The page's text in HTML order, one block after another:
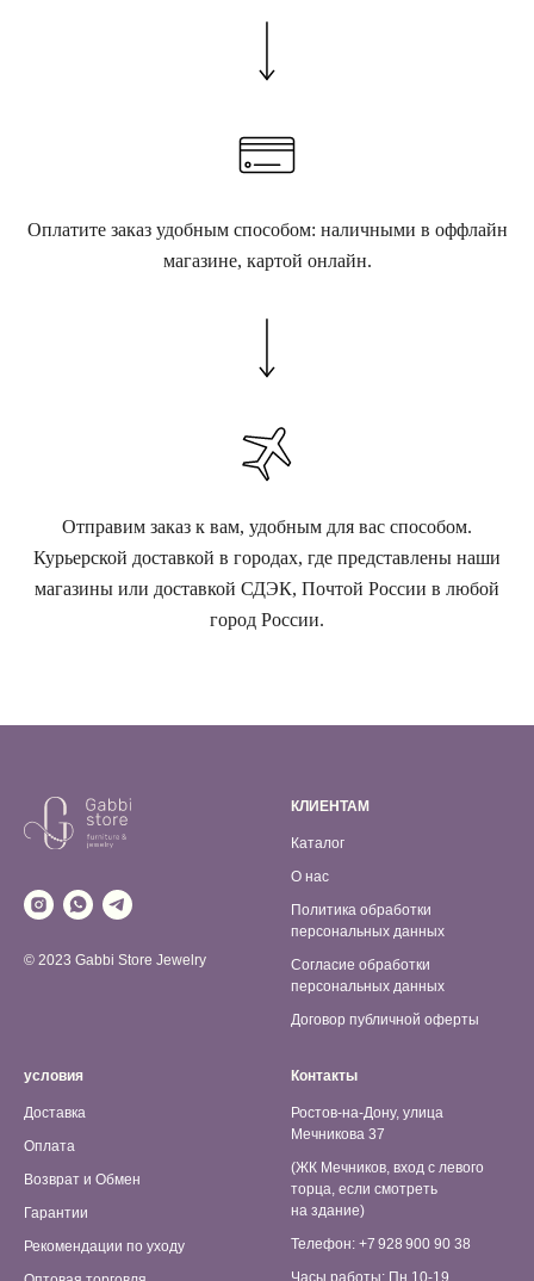
Оплатите заказ удобным способом: наличными в оффлайн
магазине, картой онлайн.
Отправим заказ к вам, удобным для вас способом.
Курьерской доставкой в городах, где представлены наши
магазины или доставкой СДЭК, Почтой России в любой
город России.
© 2023 Gabbi Store Jewelry
КЛИЕНТАМ
Каталог
О нас
Политика обработки
персональных данных
Согласие обработки
персональных данных
Договор публичной оферты
условия
Доставка
Оплата
Возврат и Обмен
Гарантии
Рекомендации по уходу
Контакты
Ростов-на-Дону, улица
Мечникова 37
(ЖК Мечников, вход с левого
торца, если смотреть
на здание)
Телефон: +7 928 900 90 38
Часы работы: Пн 10-19,